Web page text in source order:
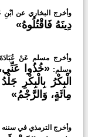
وأخرج البخاري عن
دِينَهُ فَاقْتُلُوهُ»
وأخرج مسلم عَنْ
وسلم: «خُذُوا
الْبِكْرُ بِالْبِكْرِ
مِائَةٍ، وَالرَّجْمُ»
وأخرج الترمذي في